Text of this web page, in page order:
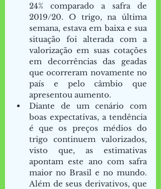
24% comparado a safra de
2019/20. O trigo, na última
semana, estava em baixa e sua
situação foi alterada com a
valorização em suas cotações
em decorrências das geadas
que ocorreram novamente no
país e pelo câmbio que
apresentou aumento.
Diante de um cenário com
boas expectativas, a tendência
é que os preços médios do
trigo continuem valorizados,
visto que, as estimativas
apontam este ano com safra
maior no Brasil e no mundo.
Além de seus derivativos, que